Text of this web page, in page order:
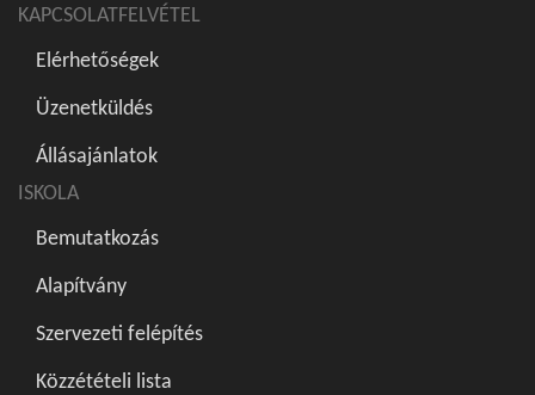
KAPCSOLATFELVÉTEL
Elérhetőségek
Üzenetküldés
Állásajánlatok
ISKOLA
Bemutatkozás
Alapítvány
Szervezeti felépítés
Közzétételi lista